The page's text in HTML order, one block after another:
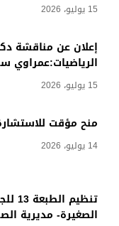
15 يوليو، 2026
إعلان عن مناقشة
الرياضيات:عمراوي
15 يوليو، 2026
منح مؤقت للاستشارة رقم
14 يوليو، 2026
الصغيرة- مديرية